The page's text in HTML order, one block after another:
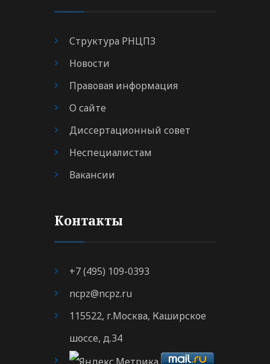
Структура РНЦПЗ
Новости
Правовая информация
О сайте
Диссертационный совет
Неспециалистам
Вакансии
Контакты
+7 (495) 109-0393
ncpz@ncpz.ru
115522, г.Москва, Каширское
шоссе, д.34